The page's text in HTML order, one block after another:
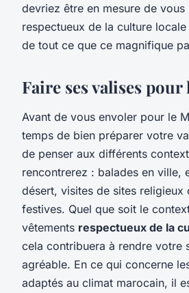
devriez être en mesure de
respectueux de la culture
de tout ce que ce magnifique
Faire ses valises pour
Avant de vous envoler pour le
temps de bien préparer votre
de penser aux différents
rencontrerez : balades en ville,
désert, visites de sites religieux
festives. Quel que soit le
vêtements respectueux de la
cela contribuera à rendre votre
agréable. En ce qui concerne
adaptés au climat marocain, il